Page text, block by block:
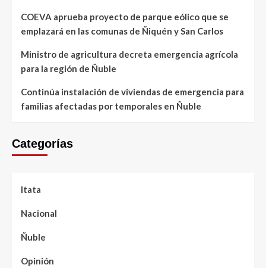
COEVA aprueba proyecto de parque eólico que se
emplazará en las comunas de Ñiquén y San Carlos
Ministro de agricultura decreta emergencia agrícola
para la región de Ñuble
Continúa instalación de viviendas de emergencia para
familias afectadas por temporales en Ñuble
Categorías
Itata
Nacional
Ñuble
Opinión